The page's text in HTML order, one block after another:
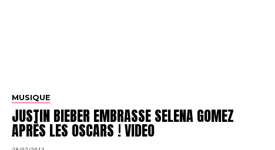
MUSIQUE
JUSTIN BIEBER EMBRASSE SELENA GOMEZ
APRÈS LES OSCARS ! VIDEO